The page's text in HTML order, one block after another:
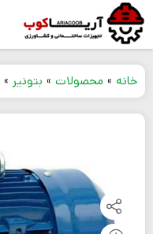
خانه » محصولات » بتونیر »